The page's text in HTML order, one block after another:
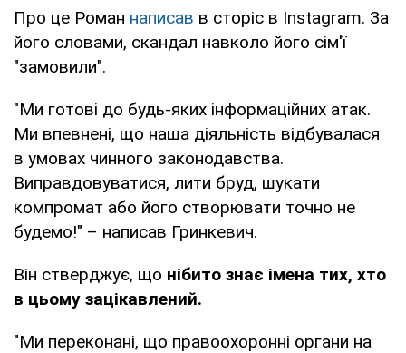
Про це Роман написав в сторіс в Instagram. За
його словами, скандал навколо його сім'ї
"замовили".
"Ми готові до будь-яких інформаційних атак.
Ми впевнені, що наша діяльність відбувалася
в умовах чинного законодавства.
Виправдовуватися, лити бруд, шукати
компромат або його створювати точно не
будемо!" – написав Гринкевич.
Він стверджує, що нібито знає імена тих, хто
в цьому зацікавлений.
"Ми переконані, що правоохоронні органи на